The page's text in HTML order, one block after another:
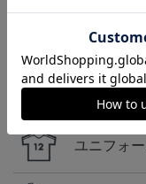
に！全グ
カ
ユニフォ